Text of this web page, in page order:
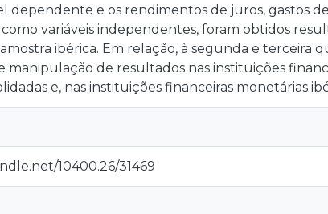
dependente e os rendimentos de juros, gastos
variáveis independentes, foram obtidos
ibérica. Em relação, à segunda e terceira
manipulação de resultados nas instituições
e, nas instituições financeiras monetárias
10400.26/31469